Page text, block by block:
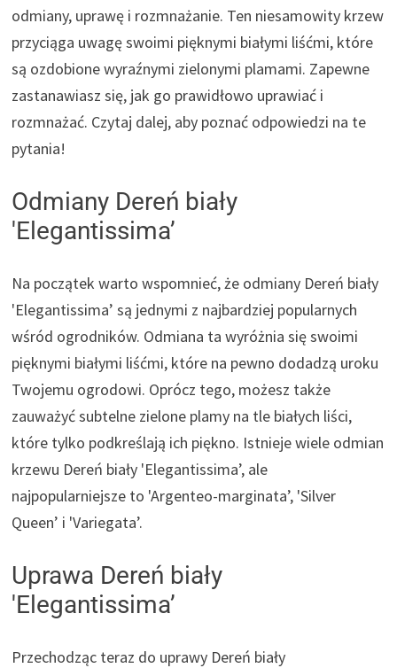
odmiany, uprawę i rozmnażanie. Ten niesamowity krzew
przyciąga uwagę swoimi pięknymi białymi liśćmi, które
są ozdobione wyraźnymi zielonymi plamami. Zapewne
zastanawiasz się, jak go prawidłowo uprawiać i
rozmnażać. Czytaj dalej, aby poznać odpowiedzi na te
pytania!
Odmiany Dereń biały
'Elegantissima’
Na początek warto wspomnieć, że odmiany Dereń biały
'Elegantissima’ są jednymi z najbardziej popularnych
wśród ogrodników. Odmiana ta wyróżnia się swoimi
pięknymi białymi liśćmi, które na pewno dodadzą uroku
Twojemu ogrodowi. Oprócz tego, możesz także
zauważyć subtelne zielone plamy na tle białych liści,
które tylko podkreślają ich piękno. Istnieje wiele odmian
krzewu Dereń biały 'Elegantissima’, ale
najpopularniejsze to 'Argenteo-marginata’, 'Silver
Queen’ i 'Variegata’.
Uprawa Dereń biały
'Elegantissima’
Przechodząc teraz do uprawy Dereń biały